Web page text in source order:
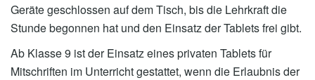
Geräte geschlossen auf dem Tisch, bis die Lehrkraft die
Stunde begonnen hat und den Einsatz der Tablets frei gibt.
Ab Klasse 9 ist der Einsatz eines privaten Tablets für
Mitschriften im Unterricht gestattet, wenn die Erlaubnis der